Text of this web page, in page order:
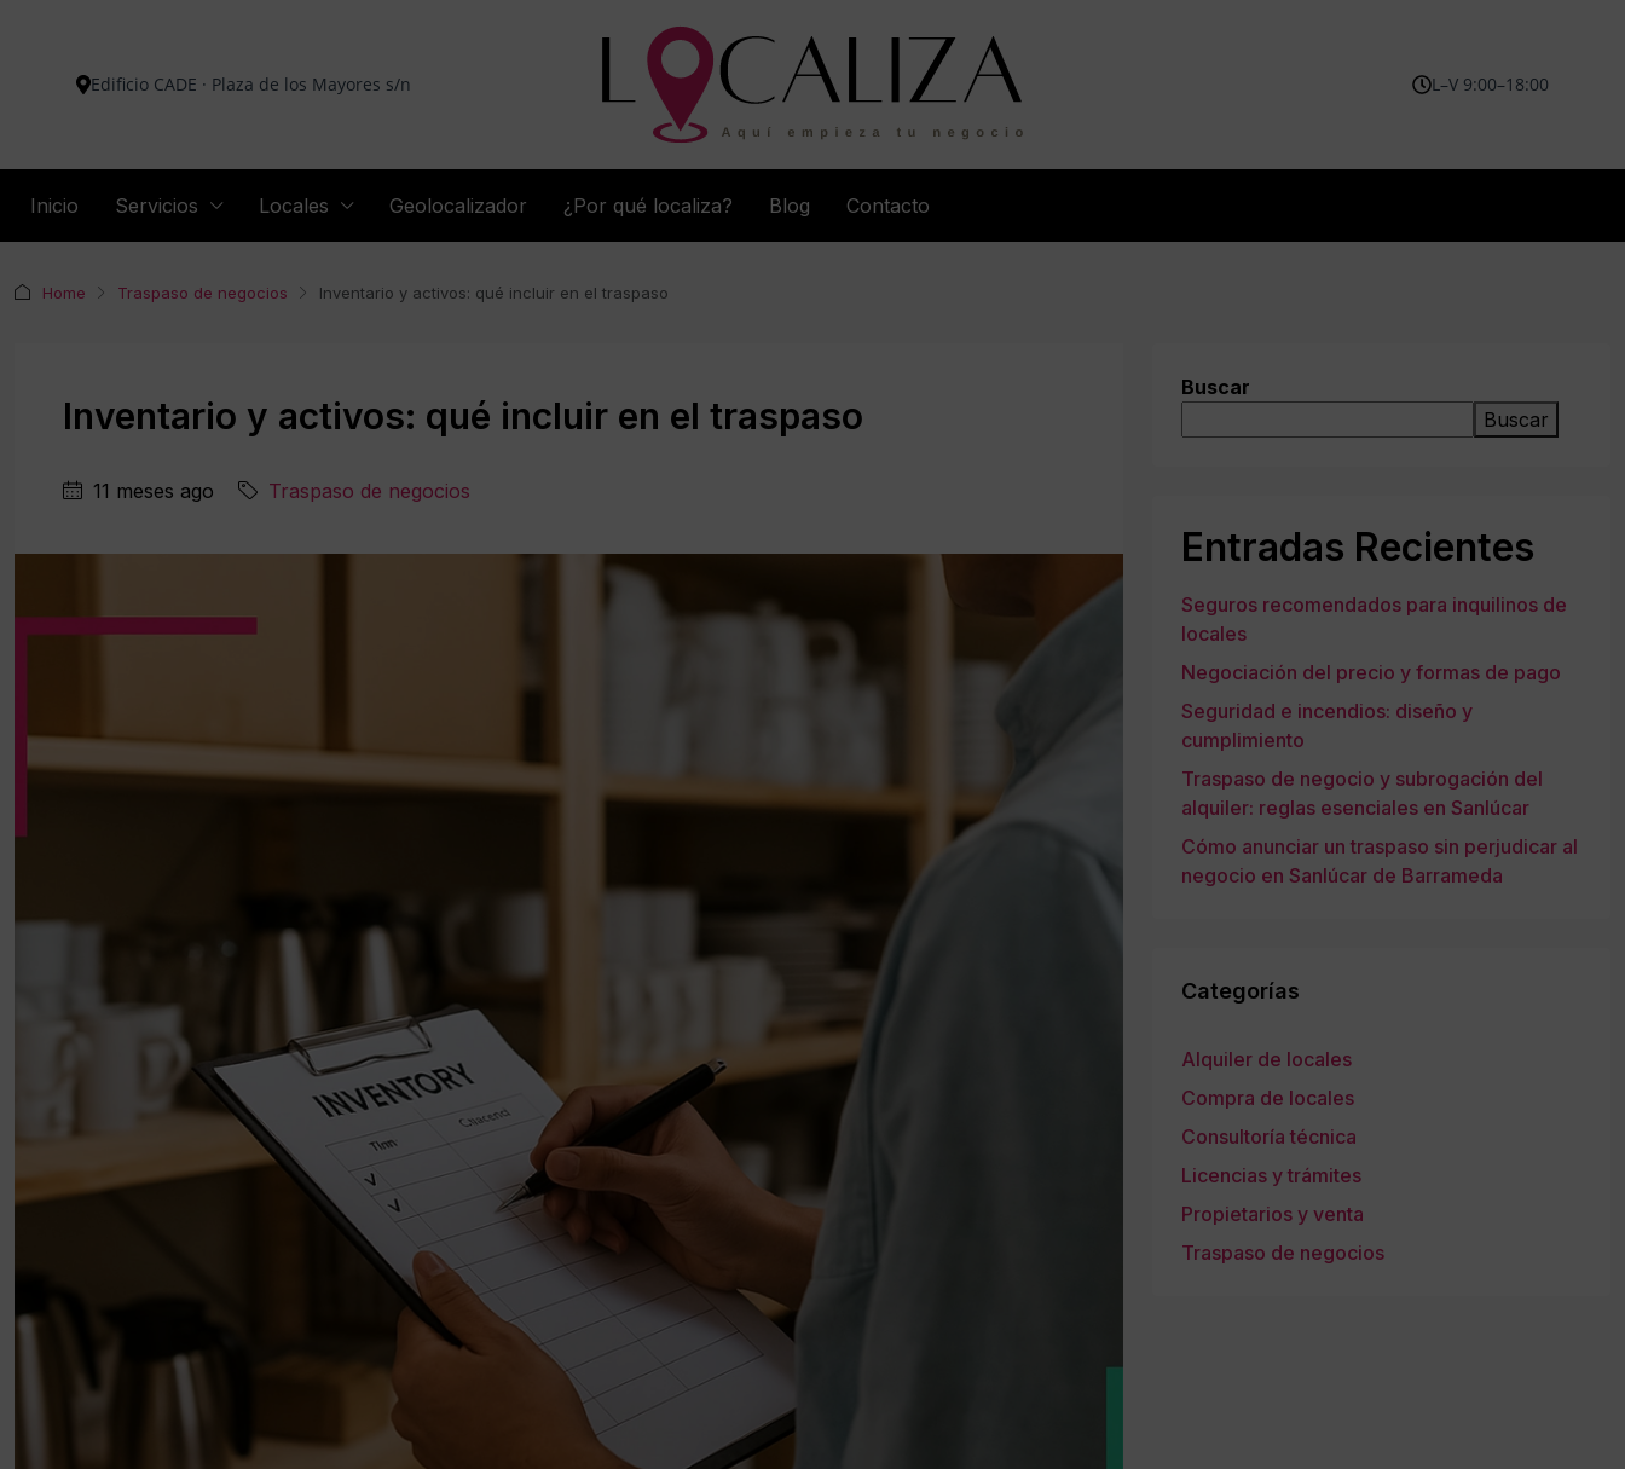
Edificio CADE · Plaza de los Mayores s/n L–V 9:00–18:00
Inicio Servicios Locales Geolocalizador ¿Por qué localiza? Blog Contacto
Home Traspaso de negocios Inventario y activos: qué incluir en el traspaso
Inventario y activos: qué incluir en el traspaso
11 meses ago Traspaso de negocios
Buscar
Buscar
Entradas Recientes
Seguros recomendados para inquilinos de
locales
Negociación del precio y formas de pago
Seguridad e incendios: diseño y
cumplimiento
Traspaso de negocio y subrogación del
alquiler: reglas esenciales en Sanlúcar
Cómo anunciar un traspaso sin perjudicar al
negocio en Sanlúcar de Barrameda
Categorías
Alquiler de locales
Compra de locales
Consultoría técnica
Licencias y trámites
Propietarios y venta
Traspaso de negocios